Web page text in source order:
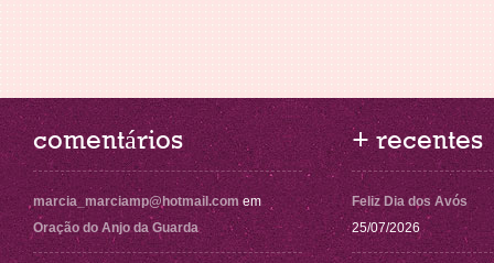
comentários
marcia_marciamp@hotmail.com em
Oração do Anjo da Guarda
+ recentes
Feliz Dia dos Avós
25/07/2026